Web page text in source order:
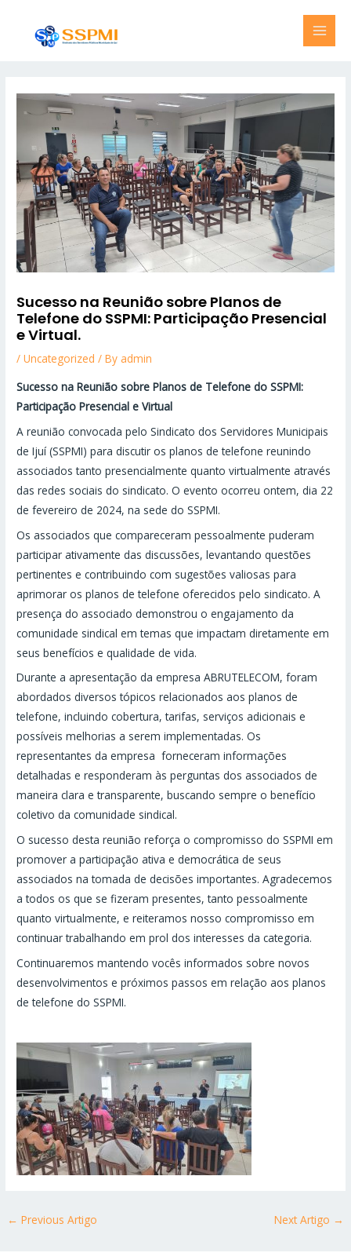
Sucesso na Reunião sobre Planos de
Telefone do SSPMI: Participação Presencial
e Virtual.
/Uncategorized / By admin
Sucesso na Reunião sobre Planos de Telefone do SSPMI:
Participação Presencial e Virtual
A reunião convocada pelo Sindicato dos Servidores Municipais
de Ijuí (SSPMI) para discutir os planos de telefone reunindo
associados tanto presencialmente quanto virtualmente através
das redes sociais do sindicato. O evento ocorreu ontem, dia 22
de fevereiro de 2024, na sede do SSPMI.
Os associados que compareceram pessoalmente puderam
participar ativamente das discussões, levantando questões
pertinentes e contribuindo com sugestões valiosas para
aprimorar os planos de telefone oferecidos pelo sindicato. A
presença do associado demonstrou o engajamento da
comunidade sindical em temas que impactam diretamente em
seus benefícios e qualidade de vida.
Durante a apresentação da empresa ABRUTELECOM, foram
abordados diversos tópicos relacionados aos planos de
telefone, incluindo cobertura, tarifas, serviços adicionais e
possíveis melhorias a serem implementadas. Os
representantes da empresa forneceram informações
detalhadas e responderam às perguntas dos associados de
maneira clara e transparente, buscando sempre o benefício
coletivo da comunidade sindical.
O sucesso desta reunião reforça o compromisso do SSPMI em
promover a participação ativa e democrática de seus
associados na tomada de decisões importantes. Agradecemos
a todos os que se fizeram presentes, tanto pessoalmente
quanto virtualmente, e reiteramos nosso compromisso em
continuar trabalhando em prol dos interesses da categoria.
Continuaremos mantendo vocês informados sobre novos
desenvolvimentos e próximos passos em relação aos planos
de telefone do SSPMI.
← Previous Artigo Next Artigo →